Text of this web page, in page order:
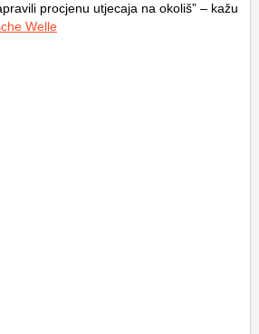
procjenu utjecaja na okoliš” – kažu
Welle